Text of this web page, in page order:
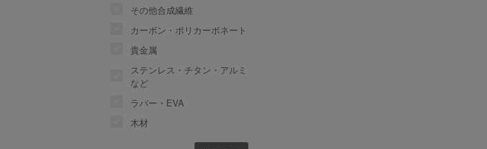
その他合成繊維
カーボン・ポリカーボネート
貴金属
ステンレス・チタン・アルミ
など
ラバー・EVA
木材